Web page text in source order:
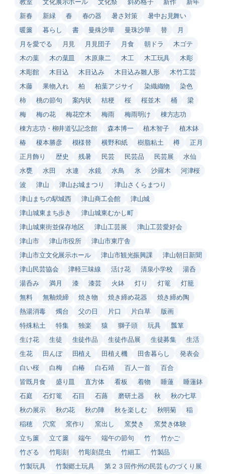
新春
新緑 春 春の器 暑さ対策
暑中お見舞い
暖簾
暮らし 書 曼殊沙華 曼珠沙華 替
月
月を愛でる
月見 月見団子 月食 朝ドラ
木ゴテ
木の葉
木の葉皿 木原康二 木工 木工玩具
木彫
木彫館
木目込 木目込み 木目込み雛人形
木竹工芸
木藤
果物入れ 柏 柏葉アジサイ 染織織物
染色
柿
桃の節句 案内状 桔梗 桜 桜並木 桶
梁
梅
梅の花 梅花空木 梅雨 梅雨明け
棟方志功
棟方志功・柳井道弘記念館
森本博一 植木智子
植木鉢
椿
榎本勝彦 模様替 横野和紙 樹脂粘土 樽
正月
正月飾り
歴史 残暑 民芸 民芸品 民芸展
水仙
水甕
水田 水連 水鏡 水鳥 氷 沙羅木
河津桜
波
津山 津山お城まつり
津山さくらまつり
津山まちの駅城西
津山商工会館
津山城
津山城東まち歩き
津山城東むかし町
津山城東街並保存地区
津山工芸展
津山工芸愛好会
津山市
津山市役所
津山市東庁舎
津山市立文化展示ホール
津山市観光振興課
津山朝日新聞
津山民芸協会
津軽三味線 活け花 清泉小学校
湯呑
湯呑み
満月 漆 漆芸 火鉢 灯り 灯篭
灯籠
無料
無釉焼締 焼き物 焼き締め花器
焼き締め陶
熱湯消毒
燭台 父の日 片口 片白草
版画
特殊粘土
特集 独楽 猿 獅子頭 玩具
瓢箪
生け花
生徒 生徒作品 生徒作品展 生徒募集
生活
生花
田んぼ 田植え 田植え機 田舎暮らし
発表会
白い桜
白梅 白椿 白石靖 百人一首
百合
皆既月食
盛り皿 直方体 看板 着物 睡蓮
睡蓮鉢
石庭
石灯篭 石目 石蕗 磨研土器 秋
秋の七草
秋の展示
秋の花 秋の陣 秋を楽しむ 秋明菊
稲
稲穂
穴窯 窯作り 窯出し 窯焚き
窯焚き体験
立ち簾
立て簾 端午 端午の節句 竹
竹かご
竹ざる
竹彫刻 竹彫刻昆虫 竹細工
竹製品
竹製玩具
竹製郷土玩具
第２３回作州の民芸ものづくり展